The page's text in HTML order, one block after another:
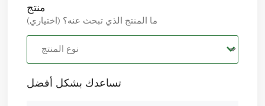
منتج
ما المنتج الذي تبحث عنه؟ (اختياري)
تساعدك بشكل أفضل